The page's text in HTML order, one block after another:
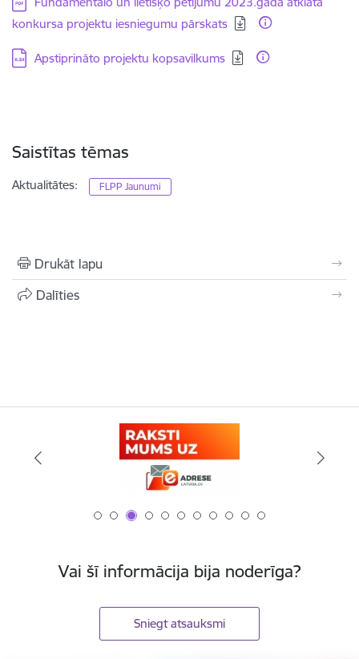
konkursa projektu iesniegumu pārskats
Lejupielādēt:
Apstiprināto projektu kopsavilkums
Saistītas tēmas
Aktualitātes: FLPP Jaunumi
Drukāt lapu
Dalīties
Vai šī informācija bija noderīga?
Sniegt atsauksmi